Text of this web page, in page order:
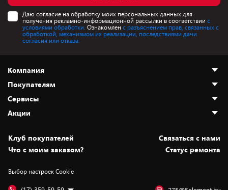
Даю согласие на обработку моих персональных данных для
получения рекламно-информационной рассылки в соответствии с
условиями обработки. Ознакомлен с разъяснением прав, связанных с
обработкой, механизмом их реализации, последствиями дачи
согласия или отказа.
Компания
О нас
Адреса магазинов
Новости
Статьи и обзоры
Вакансии
Дай пять добру!
Покупателям
Как сделать заказ
Оплата и доставка
Безналичный расчёт
Обмен и возврат товара
Обработка персональных данных
Сервисы
Установка техники
Для игровых консолей
Для мобильных устройств
Акции
Скидки и промокоды
Белорусские товары
Бонусы
Клуб покупателей
Cвязаться с нами
Что с моим заказом?
Статус ремонта
Выбор настроек Cookie